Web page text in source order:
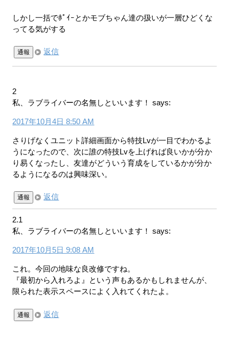
しかし一括でﾎﾟｲｰとかモブちゃん達の扱いが一層ひどくな
ってる気がする
通報 返信
2
私、ラブライバーの名無しといいます！
says:
2017年10月4日 8:50 AM
さりげなくユニット詳細画面から特技Lvが一目でわかるよ
うになったので、次に誰の特技Lvを上げれば良いかが分か
り易くなったし、友達がどういう育成をしているかが分か
るようになるのは興味深い。
通報 返信
2.1
私、ラブライバーの名無しといいます！
says:
2017年10月5日 9:08 AM
これ。今回の地味な良改修ですね。
『最初から入れろよ』という声もあるかもしれませんが、
限られた表示スペースによく入れてくれたよ。
通報 返信